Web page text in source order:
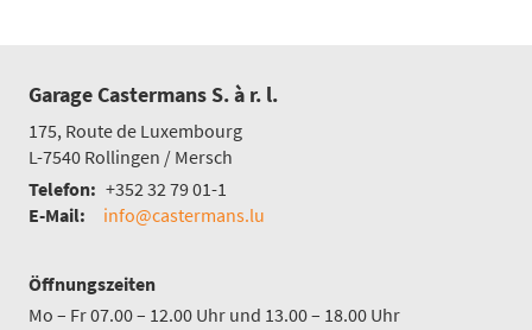
Garage Castermans S. à r. l.
175, Route de Luxembourg
L-7540 Rollingen / Mersch
Telefon: +352 32 79 01-1
E-Mail:
info@castermans.lu
Öffnungszeiten
Mo – Fr 07.00 – 12.00 Uhr und 13.00 – 18.00 Uhr